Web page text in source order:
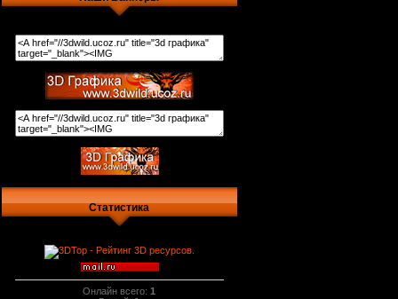
Статистика
Онлайн всего:1